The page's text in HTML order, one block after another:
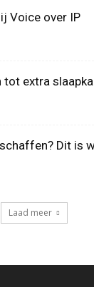
Voice over IP
tot extra
Dit is
Laad meer